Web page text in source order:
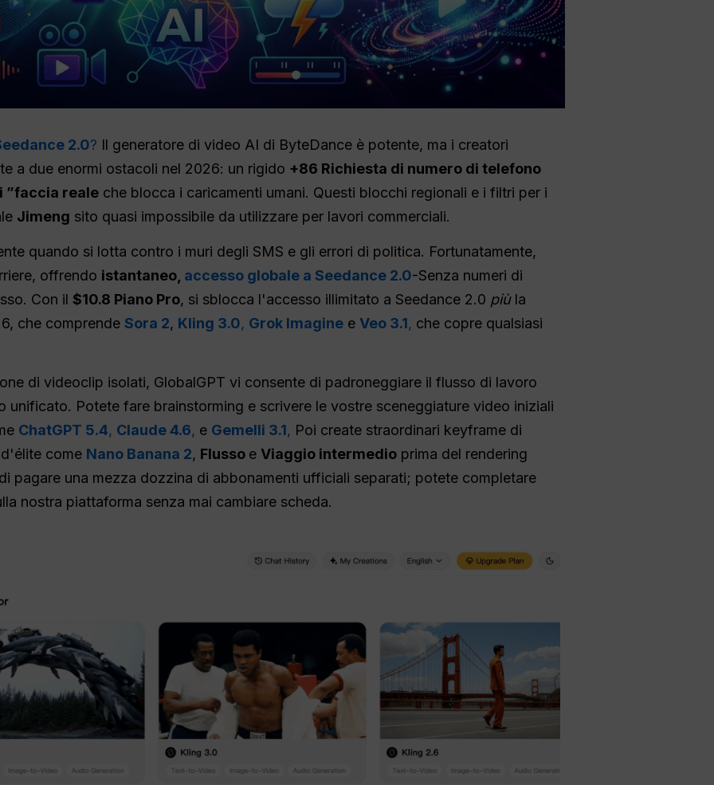
2.0? Il generatore di video AI di ByteDance è potente, ma i creatori
a due enormi ostacoli nel 2026: un rigido +86 Richiesta di numero di telefono
”faccia reale che blocca i caricamenti umani. Questi blocchi regionali e i filtri per i
Jimeng sito quasi impossibile da utilizzare per lavori commerciali.
quando si lotta contro i muri degli SMS e gli errori di politica. Fortunatamente,
offrendo istantaneo, accesso globale a Seedance 2.0-Senza numeri di
Con il $10.8 Piano Pro, si sblocca l'accesso illimitato a Seedance 2.0 piùla
che comprende Sora 2, Kling 3.0, Grok Imagine e Veo 3.1, che copre qualsiasi
di videoclip isolati, GlobalGPT vi consente di padroneggiare il flusso di lavoro
unificato. Potete fare brainstorming e scrivere le vostre sceneggiature video iniziali
ChatGPT 5.4, Claude 4.6, e Gemelli 3.1, Poi create straordinari keyframe di
come Nano Banana 2, Flusso e Viaggio intermedio prima del rendering
pagare una mezza dozzina di abbonamenti ufficiali separati; potete completare
nostra piattaforma senza mai cambiare scheda.